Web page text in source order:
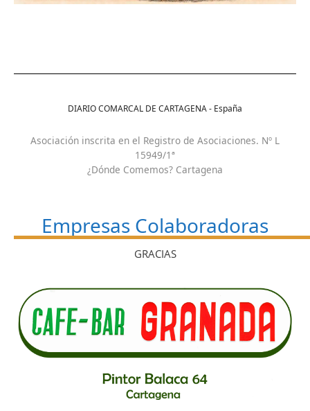
DIARIO COMARCAL DE CARTAGENA - España
Asociación inscrita en el Registro de Asociaciones. Nº L
15949/1ª
¿Dónde Comemos? Cartagena
Empresas Colaboradoras
GRACIAS